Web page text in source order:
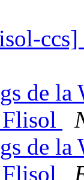
de la
de la